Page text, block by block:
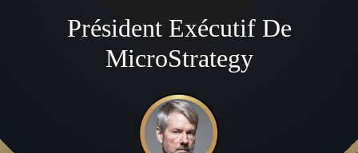
Président Exécutif De
MicroStrategy